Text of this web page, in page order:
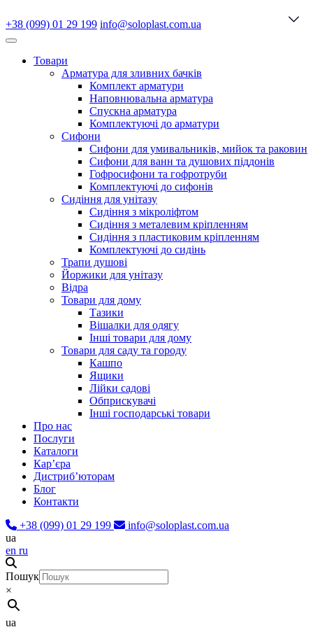
+38 (099) 01 29 199 info@soloplast.com.ua
Товари
Арматура для зливних бачків
Комплект арматури
Наповнювальна арматура
Спускна арматура
Комплектуючі до арматури
Сифони
Сифони для умивальників, мийок та раковин
Сифони для ванн та душових піддонів
Гофросифони та гофротруби
Комплектуючі до сифонів
Сидіння для унітазу
Сидіння з мікроліфтом
Сидіння з металевим кріпленням
Сидіння з пластиковим кріпленням
Комплектуючі до сидінь
Трапи душові
Йоржики для унітазу
Відра
Товари для дому
Тазики
Вішалки для одягу
Інші товари для дому
Товари для саду та городу
Кашпо
Ящики
Лійки садові
Обприскувачі
Інші господарські товари
Про нас
Послуги
Каталоги
Карʼєра
Дистриб’юторам
Блог
Контакти
+38 (099) 01 29 199
info@soloplast.com.ua
ua
en ru
Пошук
×
ua